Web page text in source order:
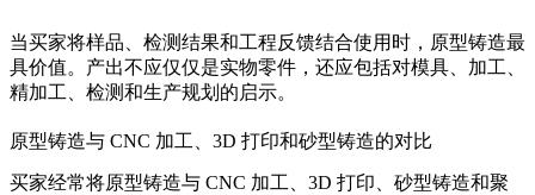
当买家将样品、检测结果和工程反馈结合使用时，原型铸造最
具价值。产出不应仅仅是实物零件，还应包括对模具、加工、
精加工、检测和生产规划的启示。
原型铸造与 CNC 加工、3D 打印和砂型铸造的对比
买家经常将原型铸造与 CNC 加工、3D 打印、砂型铸造和聚